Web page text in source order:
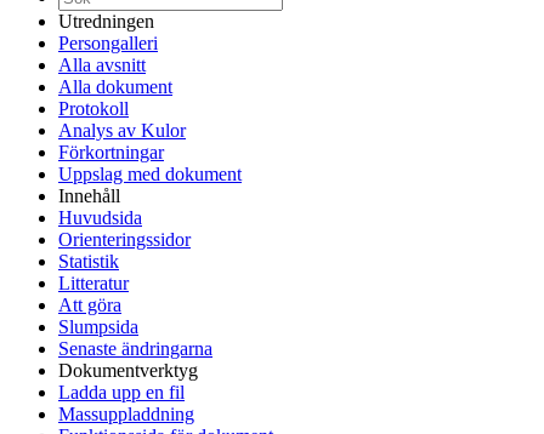
Utredningen
Persongalleri
Alla avsnitt
Alla dokument
Protokoll
Analys av Kulor
Förkortningar
Uppslag med dokument
Innehåll
Huvudsida
Orienteringssidor
Statistik
Litteratur
Att göra
Slumpsida
Senaste ändringarna
Dokumentverktyg
Ladda upp en fil
Massuppladdning